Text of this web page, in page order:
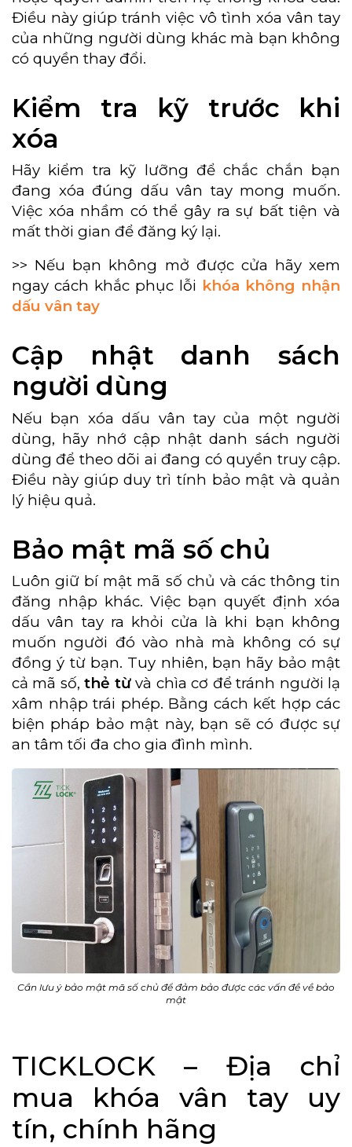
Điều này giúp tránh việc vô tình xóa vân tay
của những người dùng khác mà bạn không
có quyền thay đổi.
Kiểm tra kỹ trước khi
xóa
Hãy kiểm tra kỹ lưỡng để chắc chắn bạn
đang xóa đúng dấu vân tay mong muốn.
Việc xóa nhầm có thể gây ra sự bất tiện và
mất thời gian để đăng ký lại.
>> Nếu bạn không mở được cửa hãy xem
ngay cách khắc phục lỗi khóa không nhận
dấu vân tay
Cập nhật danh sách
người dùng
Nếu bạn xóa dấu vân tay của một người
dùng, hãy nhớ cập nhật danh sách người
dùng để theo dõi ai đang có quyền truy cập.
Điều này giúp duy trì tính bảo mật và quản
lý hiệu quả.
Bảo mật mã số chủ
Luôn giữ bí mật mã số chủ và các thông tin
đăng nhập khác. Việc bạn quyết định xóa
dấu vân tay ra khỏi cửa là khi bạn không
muốn người đó vào nhà mà không có sự
đồng ý từ bạn. Tuy nhiên, bạn hãy bảo mật
cả mã số,thẻ từvà chìa cơ để tránh người lạ
xâm nhập trái phép. Bằng cách kết hợp các
biện pháp bảo mật này, bạn sẽ có được sự
an tâm tối đa cho gia đình mình.
Cần lưu ý bảo mật mã số chủ để đảm bảo được các vấn đề về bảo
mật
TICKLOCK – Địa chỉ
mua khóa vân tay uy
tín, chính hãng